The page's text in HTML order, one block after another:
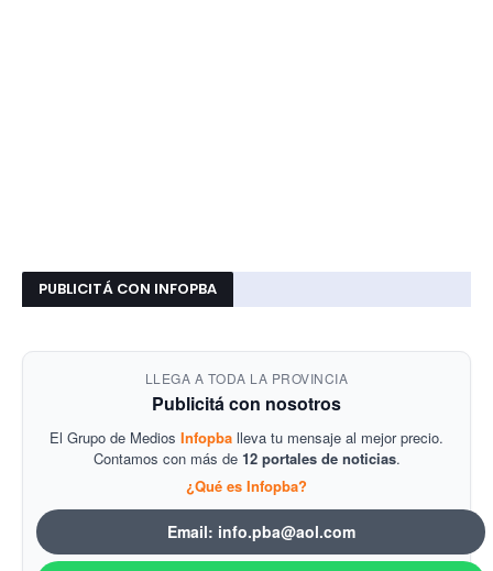
PUBLICITÁ CON INFOPBA
LLEGA A TODA LA PROVINCIA
Publicitá con nosotros
El Grupo de Medios Infopba lleva tu mensaje al mejor precio.
Contamos con más de 12 portales de noticias.
¿Qué es Infopba?
Email: info.pba@aol.com